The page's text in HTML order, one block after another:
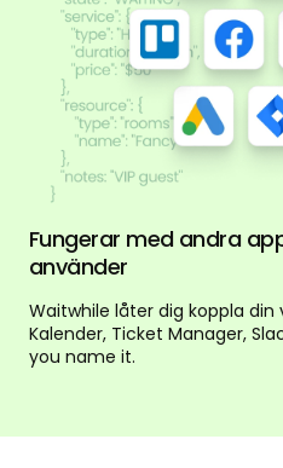
Fungerar med andra
använder
Waitwhile låter dig koppla din
Kalender, Ticket Manager,
you name it.